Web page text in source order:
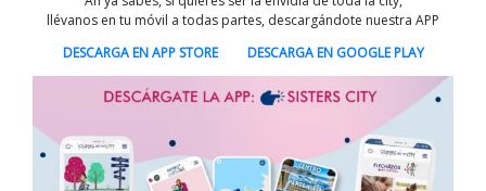
llévanos en tu móvil a todas partes, descargándote nuestra APP
DESCARGA EN APP STORE
DESCARGA EN GOOGLE PLAY